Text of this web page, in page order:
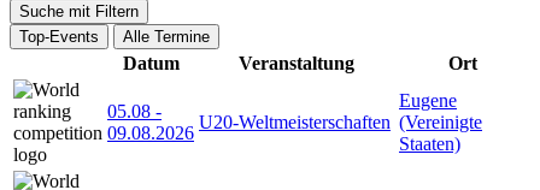
Suche mit Filtern
Top-Events
Alle Termine
Datum Veranstaltung Ort
05.08 -
09.08.2026
U20-Weltmeisterschaften
Eugene
(Vereinigte
Staaten)